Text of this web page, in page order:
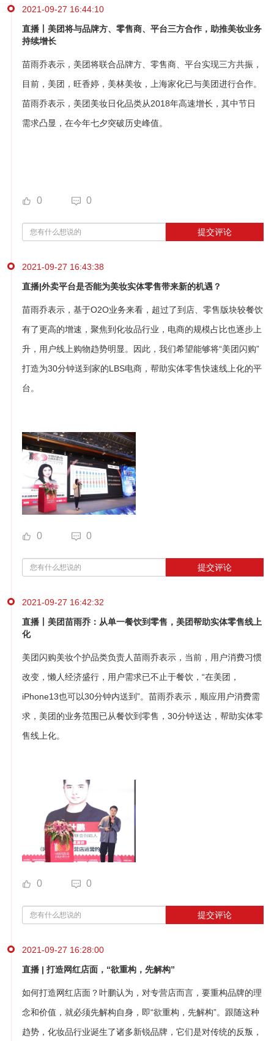
2021-09-27 16:44:10
直播丨美团将与品牌方、零售商、平台三方合作，助推美妆业务
持续增长
苗雨乔表示，美团将联合品牌方、零售商、平台实现三方共振，
目前，美团，旺香婷，美林美妆，上海家化已与美团进行合作。
苗雨乔表示，美团美妆日化品类从2018年高速增长，其中节日
需求凸显，在今年七夕突破历史峰值。
0 0
提交评论
2021-09-27 16:43:38
直播|外卖平台是否能为美妆实体零售带来新的机遇？
苗雨乔表示，基于O2O业务来看，超过了到店、零售版块较餐饮
有了更高的增速，聚焦到化妆品行业，电商的规模占比也逐步上
升，用户线上购物趋势明显。因此，我们希望能够将“美团闪购”
打造为30分钟送到家的LBS电商，帮助实体零售快速线上化的平
台。
0 0
提交评论
2021-09-27 16:42:32
直播丨美团苗雨乔：从单一餐饮到零售，美团帮助实体零售线上
化
美团闪购美妆个护品类负责人苗雨乔表示，当前，用户消费习惯
改变，懒人经济盛行，用户需求已不止于餐饮，“在美团，
iPhone13也可以30分钟内送到”。苗雨乔表示，顺应用户消费需
求，美团的业务范围已从餐饮到零售，30分钟送达，帮助实体零
售线上化。
0 0
提交评论
2021-09-27 16:28:00
直播 | 打造网红店面，“欲重构，先解构”
如何打造网红店面？叶鹏认为，对专营店而言，要重构品牌的理
念和价值，就必须先解构自身，即“欲重构，先解构”。跟随这种
趋势，化妆品行业诞生了诸多新锐品牌，它们是对传统的反叛，